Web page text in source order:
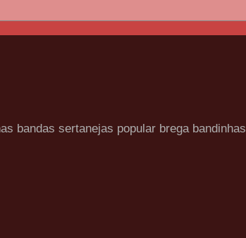
bandas sertanejas popular brega bandinhas